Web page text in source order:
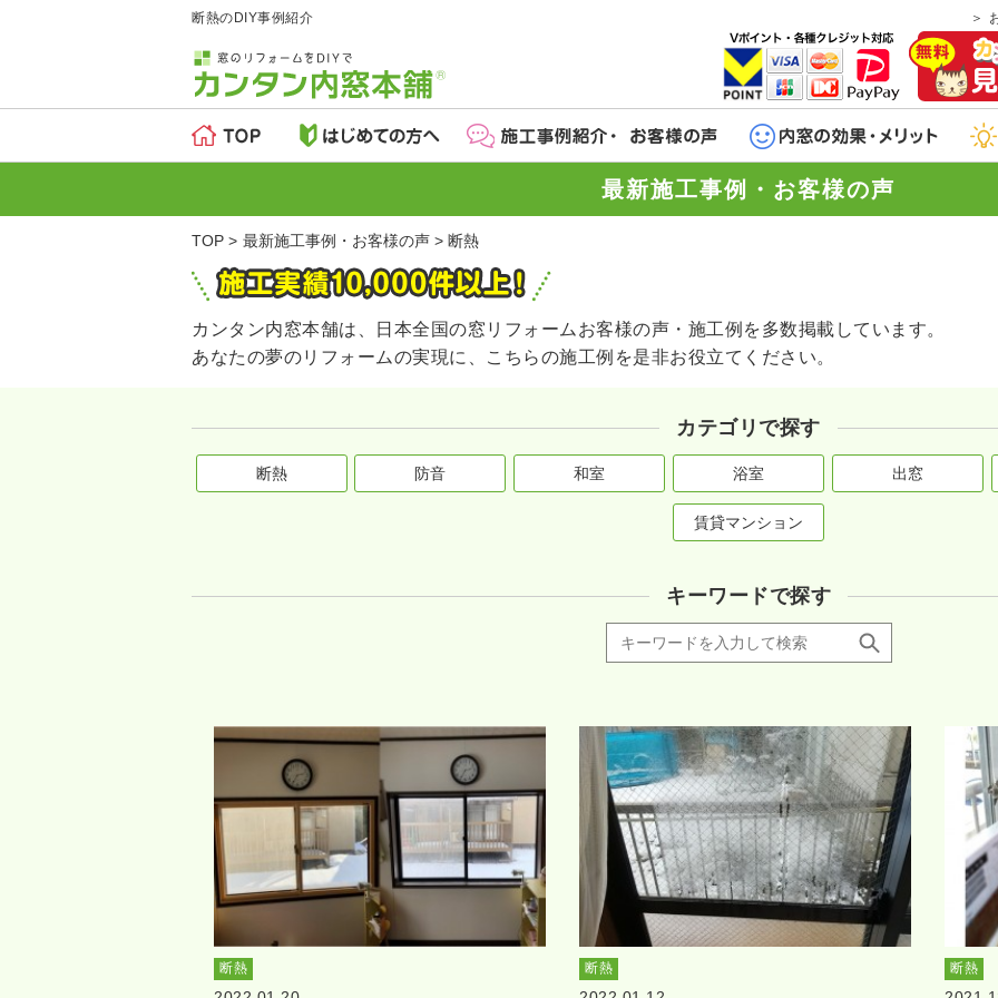
断熱のDIY事例紹介
最新施工事例・お客様の声
TOP 最新施工事例・お客様の声 断熱
カンタン内窓本舗は、日本全国の窓リフォームお客様の声・施工例を多数掲載しています。
あなたの夢のリフォームの実現に、こちらの施工例を是非お役立てください。
カテゴリで探す
断熱 防音 和室 浴室 出窓
賃貸マンション
キーワードで探す
断熱 断熱 断熱